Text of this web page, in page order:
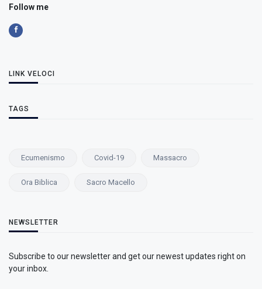
Follow me
LINK VELOCI
TAGS
Ecumenismo Covid-19 Massacro
Ora Biblica Sacro Macello
NEWSLETTER
Subscribe to our newsletter and get our newest updates right on
your inbox.